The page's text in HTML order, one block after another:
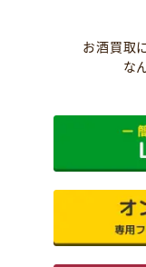
お酒買取
な